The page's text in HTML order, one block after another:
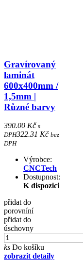
Gravírovaný
laminát
600x400mm /
1,5mm |
Různé barvy
390.00 Kč s
DPH322.31 Kč bez
DPH
Výrobce:
CNCTech
Dostupnost:
K dispozici
přidat do
porovníní
přidat do
úschovny
ks Do košíku
zobrazit detaily